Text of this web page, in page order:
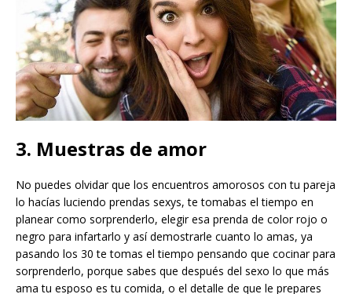
3. Muestras de amor
No puedes olvidar que los encuentros amorosos con tu pareja
lo hacías luciendo prendas sexys, te tomabas el tiempo en
planear como sorprenderlo, elegir esa prenda de color rojo o
negro para infartarlo y así demostrarle cuanto lo amas, ya
pasando los 30 te tomas el tiempo pensando que cocinar para
sorprenderlo, porque sabes que después del sexo lo que más
ama tu esposo es tu comida, o el detalle de que le prepares